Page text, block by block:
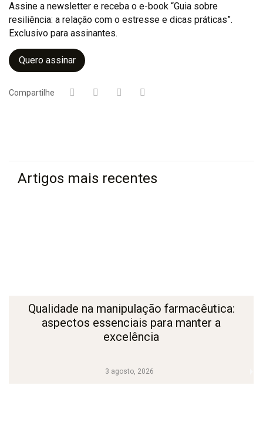
Assine a newsletter e receba o e-book “Guia sobre
resiliência: a relação com o estresse e dicas práticas”.
Exclusivo para assinantes.
Quero assinar
Compartilhe
Artigos mais recentes
3 agosto, 2026
Qualidade na manipulação farmacêutica:
aspectos essenciais para manter a
excelência